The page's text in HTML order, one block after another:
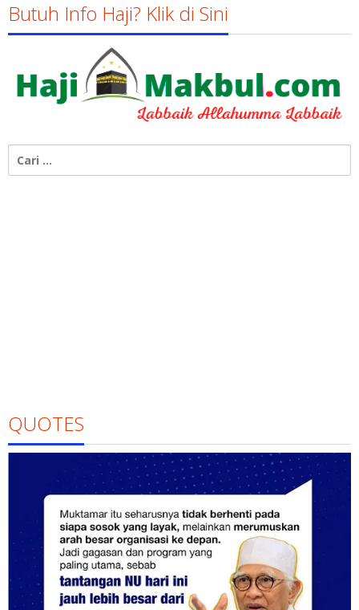
Butuh Info Haji? Klik di Sini
untuk:
QUOTES